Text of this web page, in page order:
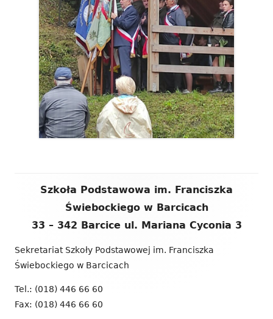
Zawartość
Szkoła Podstawowa im. Franciszka
Świebockiego w Barcicach
33 – 342 Barcice ul. Mariana Cyconia 3
Sekretariat Szkoły Podstawowej im. Franciszka
Świebockiego w Barcicach
Tel.: (018) 446 66 60
Fax: (018) 446 66 60